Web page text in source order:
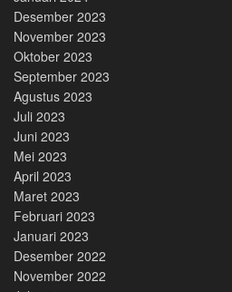
Desember 2023
November 2023
Oktober 2023
September 2023
Agustus 2023
Juli 2023
Juni 2023
Mei 2023
April 2023
Maret 2023
Februari 2023
Januari 2023
Desember 2022
November 2022